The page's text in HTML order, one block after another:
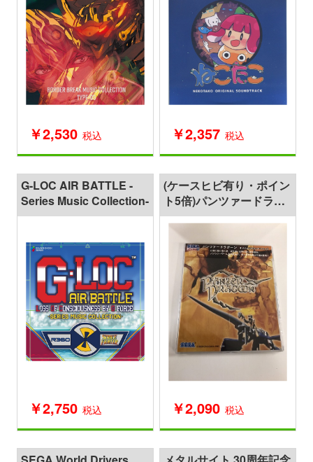
￥2,530 税込 ￥2,357 税込
G-LOC AIR BATTLE -
Series Music Collection-
￥2,750 税込
(ケースヒビ有り・ポイン
ト5倍)パンツァードラグ
ーン オリジナルサウン
￥2,090 税込